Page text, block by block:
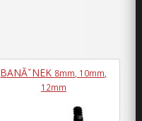
BANĂˇNEK 8mm, 10mm,
12mm